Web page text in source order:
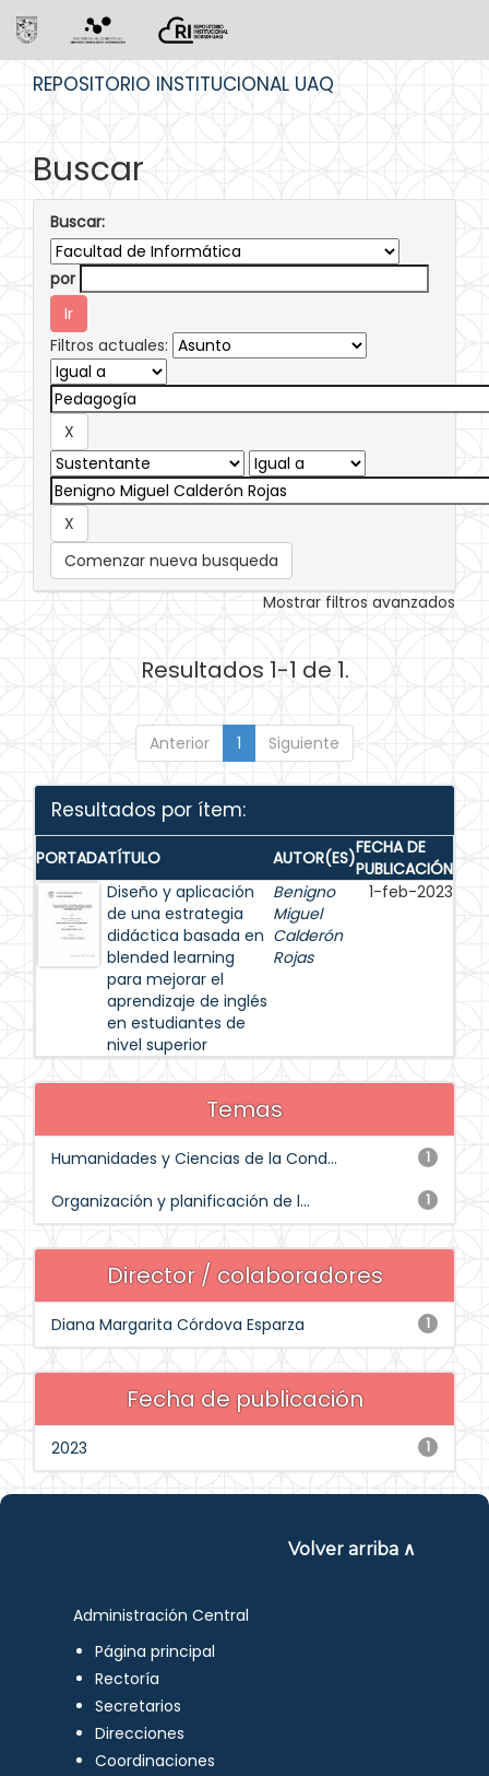
REPOSITORIO INSTITUCIONAL UAQ
Buscar
Buscar:
por
Filtros actuales:
Comenzar nueva busqueda
Mostrar filtros avanzados
Resultados 1-1 de 1.
Anterior 1 Siguiente
Resultados por ítem:
PORTADATÍTULO AUTOR(ES)FECHA DE
PUBLICACIÓN
Diseño y aplicación
de una estrategia
didáctica basada en
blended learning
para mejorar el
aprendizaje de inglés
en estudiantes de
nivel superior
Benigno
Miguel
Calderón
Rojas
1-feb-2023
Temas
1
Humanidades y Ciencias de la Cond...
1
Organización y planificación de l...
Director / colaboradores
1
Diana Margarita Córdova Esparza
Fecha de publicación
1
2023
Volver arriba ∧
Administración Central
Página principal
Rectoría
Secretarios
Direcciones
Coordinaciones